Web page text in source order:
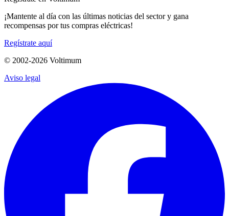
¡Mantente al día con las últimas noticias del sector y gana
recompensas por tus compras eléctricas!
Regístrate aquí
© 2002-2026 Voltimum
Aviso legal